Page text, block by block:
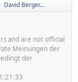
David Berger...
and are not official
Meinungen der
der